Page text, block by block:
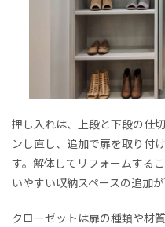
押し入れは、上段と下段の仕
ンし直し、追加で扉を取り付
す。解体してリフォームする
いやすい収納スペースの追加が
クローゼットは扉の種類や材